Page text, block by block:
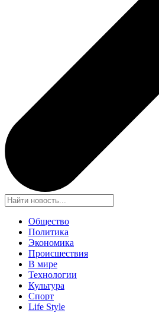
Общество
Политика
Экономика
Происшествия
В мире
Технологии
Культура
Спорт
Life Style